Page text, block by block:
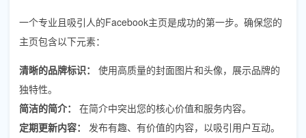
一个专业且吸引人的Facebook主页是成功的第一步。确保您的
主页包含以下元素：
清晰的品牌标识：
使用高质量的封面图片和头像，展示品牌的
独特性。
简洁的简介：
在简介中突出您的核心价值和服务内容。
定期更新内容：
发布有趣、有价值的内容，以吸引用户互动。